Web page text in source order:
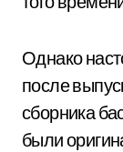
Однако
после
сборника
были